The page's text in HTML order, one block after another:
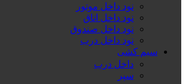
نود داخل موتور
نود داخل اتاق
نود داخل صندوق
نود داخل درب
سیم کشی
داخل درب
سپر